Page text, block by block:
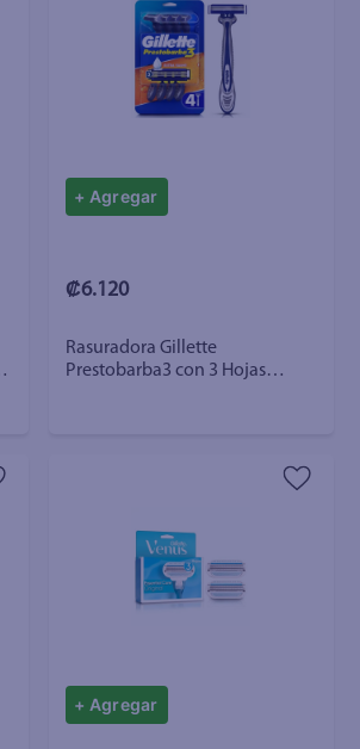
+ Agregar
₡6.120
Rasuradora Gillette
Prestobarba3 con 3 Hojas
+ Agregar